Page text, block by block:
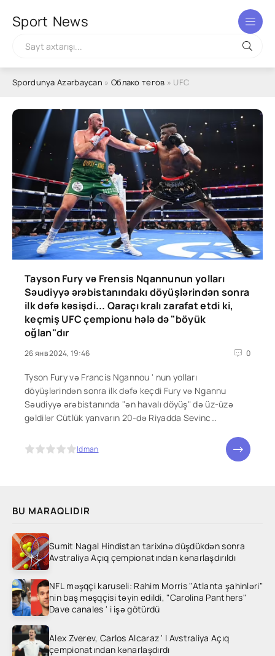
Sport News
BU MARAQLIDIR
Sumit Nagal Hindistan tarixinə düşdükdən sonra
Avstraliya Açıq çempionatından kənarlaşdırıldı
NFL məşqçi karuseli: Rahim Morris "Atlanta şahinləri"
nin baş məşqçisi təyin edildi, "Carolina Panthers"
Dave canales ' i işə götürdü
Alex Zverev, Carlos Alcaraz ' I Avstraliya Açıq
çempionatından kənarlaşdırdı
Spordunya Azərbaycan » Облако тегов » UFC
Tayson Fury və Frensis Nqannunun yolları
Səudiyyə ərəbistanındakı döyüşlərindən sonra
ilk dəfə kəsişdi... Qaraçı kralı zarafat etdi ki,
keçmiş UFC çempionu hələ də "böyük
oğlan"dır
26 янв 2024, 19:46 0
Tyson Fury və Francis Ngannou ' nun yolları
döyüşlərindən sonra ilk dəfə keçdi Fury və Ngannu
Səudiyyə ərəbistanında "ən havalı döyüş" də üz-üzə
gəldilər Cütlük yanvarın 20-də Riyadda Sevinc
Idman